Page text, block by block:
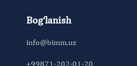
Bog‘lanish
info@bimm.uz
+99871-202-01-20